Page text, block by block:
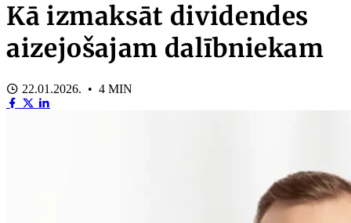
Kā izmaksāt dividendes
aizejošajam dalībniekam
22.01.2026. • 4 MIN